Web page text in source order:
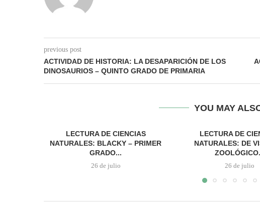
previous post
ACTIVIDAD DE HISTORIA: LA DESAPARICIÓN DE LOS
DINOSAURIOS – QUINTO GRADO DE PRIMARIA
YOU MAY
LECTURA DE CIENCIAS
NATURALES: BLACKY – PRIMER
GRADO...
26 de julio
LECTURA DE
NATURALES: DE
26 de julio